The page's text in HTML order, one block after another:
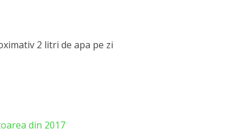
2 litri de apa pe zi
din 2017